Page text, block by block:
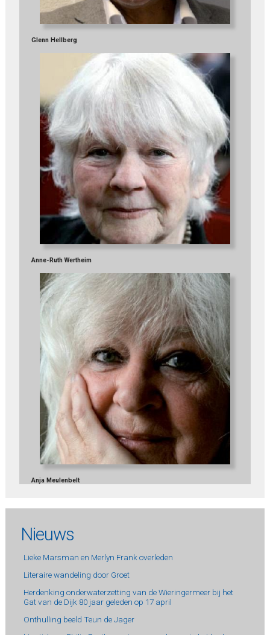
Glenn Hellberg
Anne-Ruth Wertheim
Anja Meulenbelt
Nieuws
Lieke Marsman en Merlyn Frank overleden
Literaire wandeling door Groet
Herdenking onderwaterzetting van de Wieringermeer bij het
Gat van de Dijk 80 jaar geleden op 17 april
Onthulling beeld Teun de Jager